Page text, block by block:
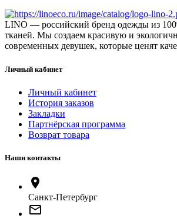
LINO — российский бренд одежды из
тканей. Мы создаем красивую и
современных девушек, которые ценят
Личный кабинет
Личный кабинет
История заказов
Закладки
Партнёрская программа
Возврат товара
Наши контакты
location_on
Санкт-Петербург
mail_outline